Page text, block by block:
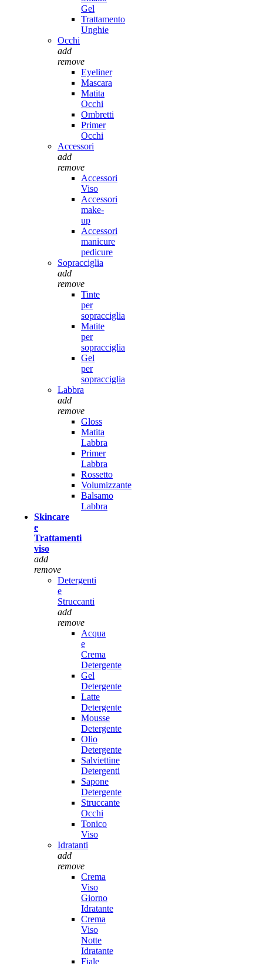
Gel
Trattamento
Unghie
Occhi
add
remove
Eyeliner
Mascara
Matita
Occhi
Ombretti
Primer
Occhi
Accessori
add
remove
Accessori
Viso
Accessori
make-
up
Accessori
manicure
pedicure
Sopracciglia
add
remove
Tinte
per
sopracciglia
Matite
per
sopracciglia
Gel
per
sopracciglia
Labbra
add
remove
Gloss
Matita
Labbra
Primer
Labbra
Rossetto
Volumizzante
Balsamo
Labbra
Skincare
e
Trattamenti
viso
add
remove
Detergenti
e
Struccanti
add
remove
Acqua
e
Crema
Detergente
Gel
Detergente
Latte
Detergente
Mousse
Detergente
Olio
Detergente
Salviettine
Detergenti
Sapone
Detergente
Struccante
Occhi
Tonico
Viso
Idratanti
add
remove
Crema
Viso
Giorno
Idratante
Crema
Viso
Notte
Idratante
Fiale